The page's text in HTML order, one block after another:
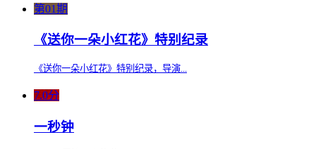
第01期
《送你一朵小红花》特别纪录
《送你一朵小红花》特别纪录，导演...
7.0分
一秒钟